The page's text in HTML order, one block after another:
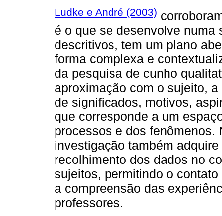
Ludke e André (2003)
é o que se desenvolve numa
descritivos, tem um plano
forma complexa e
da pesquisa de cunho
aproximação com o sujeito,
de significados, motivos,
que corresponde a um
processos e dos fenômenos.
investigação também
recolhimento dos dados no
sujeitos, permitindo o
a compreensão das
professores.